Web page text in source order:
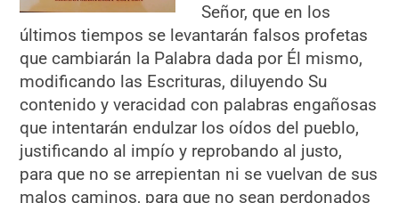
Señor, que en los
últimos tiempos se levantarán falsos profetas
que cambiarán la Palabra dada por Él mismo,
modificando las Escrituras, diluyendo Su
contenido y veracidad con palabras engañosas
que intentarán endulzar los oídos del pueblo,
justificando al impío y reprobando al justo,
para que no se arrepientan ni se vuelvan de sus
malos caminos, para que no sean perdonados